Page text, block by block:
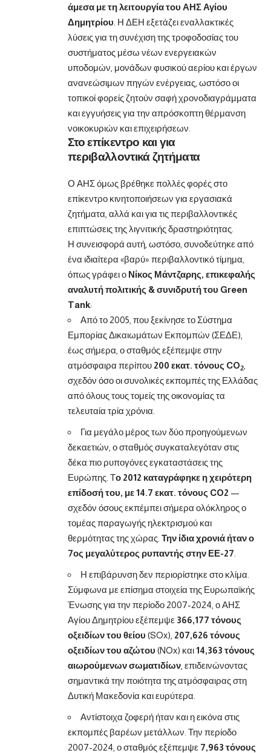
άμεσα με τη λειτουργία του ΑΗΣ Αγίου
Δημητρίου . Η ΔΕΗ εξετάζει εναλλακτικές
λύσεις για τη συνέχιση της τροφοδοσίας του
συστήματος μέσω νέων ενεργειακών
υποδομών, μονάδων φυσικού αερίου και έργων
ανανεώσιμων πηγών ενέργειας, ωστόσο οι
τοπικοί φορείς ζητούν σαφή χρονοδιαγράμματα
και εγγυήσεις για την απρόσκοπτη θέρμανση
νοικοκυριών και επιχειρήσεων.
Στο επίκεντρο και για
περιβαλλοντικά ζητήματα
Ο ΑΗΣ όμως βρέθηκε πολλές φορές στο
επίκεντρο κινητοποιήσεων για εργασιακά
ζητήματα, αλλά και για τις περιβαλλοντικές
επιπτώσεις της λιγνιτικής δραστηριότητας.
Η συνεισφορά αυτή, ωστόσο, συνοδεύτηκε από
ένα ιδιαίτερα «βαρύ» περιβαλλοντικό τίμημα,
όπωςγράφει ο Νίκος Μάντζαρης, επικεφαλής
αναλυτή πολιτικής & συνιδρυτή του Green
Tank:
Από το 2005, που ξεκίνησε το Σύστημα
Εμπορίας Δικαιωμάτων Εκπομπών (ΣΕΔΕ),
έως σήμερα, ο σταθμός εξέπεμψε στην
ατμόσφαιρα περίπου 200 εκατ. τόνους CO2
σχεδόν όσο οι συνολικές εκπομπές της Ελλάδας
από όλους τους τομείς της οικονομίας τα
τελευταία τρία χρόνια.
Για μεγάλο μέρος των δύο προηγούμενων
δεκαετιών, ο σταθμός συγκαταλεγόταν στις
δέκα πιο ρυπογόνες εγκαταστάσεις της
Ευρώπης. Το 2012 καταγράφηκε η χειρότερη
επίδοσή του, με 14.7 εκατ. τόνους CO2 —
σχεδόν όσους εκπέμπει σήμερα ολόκληρος ο
τομέας παραγωγής ηλεκτρισμού και
θερμότητας της χώρας. Την ίδια χρονιά ήταν ο
7ος μεγαλύτερος ρυπαντής στην ΕΕ-27
Η επιβάρυνση δεν περιορίστηκε στο κλίμα.
Σύμφωνα με επίσημα στοιχεία της Ευρωπαϊκής
Ένωσης για την περίοδο 2007-2024, ο ΑΗΣ
Αγίου Δημητρίου εξέπεμψε 366,177 τόνους
οξειδίων του θείου (SOx), 207,626 τόνους
οξειδίων του αζώτου (NOx) και14,363 τόνους
αιωρούμενων σωματιδίων , επιδεινώνοντας
σημαντικά την ποιότητα της ατμόσφαιρας στη
Δυτική Μακεδονία και ευρύτερα.
Αντίστοιχα ζοφερή ήταν και η εικόνα στις
εκπομπές βαρέων μετάλλων. Την περίοδο
2007-2024, ο σταθμός εξέπεμψε 7,963 τόνους